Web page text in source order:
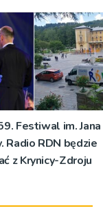
Festiwal im. Jana
Radio RDN będzie
z Krynicy-Zdroju